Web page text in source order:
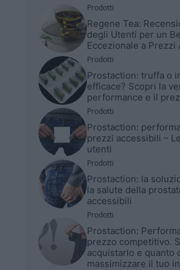
Prodotti
Regene Tea:
degli Utenti per un
Eccezionale a Prezzi
Prodotti
Prostaction: truffa o
efficace? Scopri la
performance e il
Prodotti
Prostaction:
prezzi accessibili –
utenti
Prodotti
Prostaction: la
la salute della
accessibili
Prodotti
Prostaction:
prezzo competitivo.
acquistarlo e quanto
massimizzare il tuo